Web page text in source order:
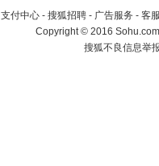
支付中心 - 搜狐招聘 - 广告服务 - 客
Copyright©2016
搜狐不良信息举